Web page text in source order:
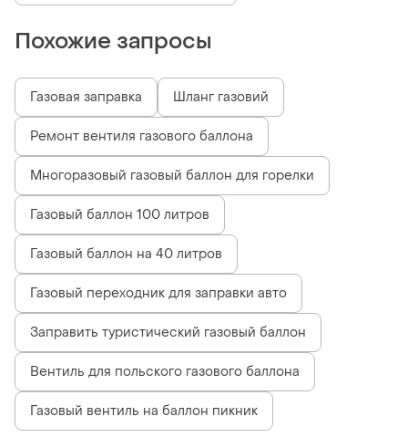
Похожие запросы
Газовая заправка Шланг газовий
Ремонт вентиля газового баллона
Многоразовый газовый баллон для горелки
Газовый баллон 100 литров
Газовый баллон на 40 литров
Газовый переходник для заправки авто
Заправить туристический газовый баллон
Вентиль для польского газового баллона
Газовый вентиль на баллон пикник